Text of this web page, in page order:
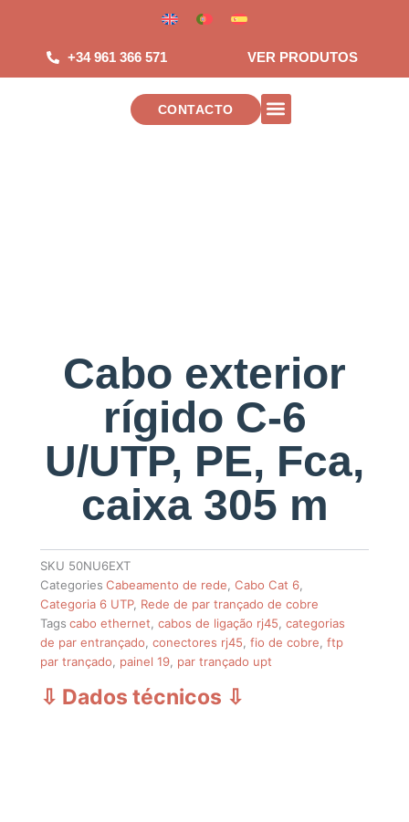
conteúdo
+34 961 366 571 VER PRODUTOS
CONTACTO
Cabo exterior
rígido C-6
U/UTP, PE, Fca,
caixa 305 m
SKU 50NU6EXT
Categories Cabeamento de rede ,Cabo Cat 6
Categoria 6 UTP, Rede de par trançado de cobre
Tags cabo ethernet ,cabos de ligação rj45 ,categorias
de par entrançado ,conectores rj45 ,fio de cobre ,ftp
par trançado
painel 19 par trançado upt
⇩ Dados técnicos ⇩